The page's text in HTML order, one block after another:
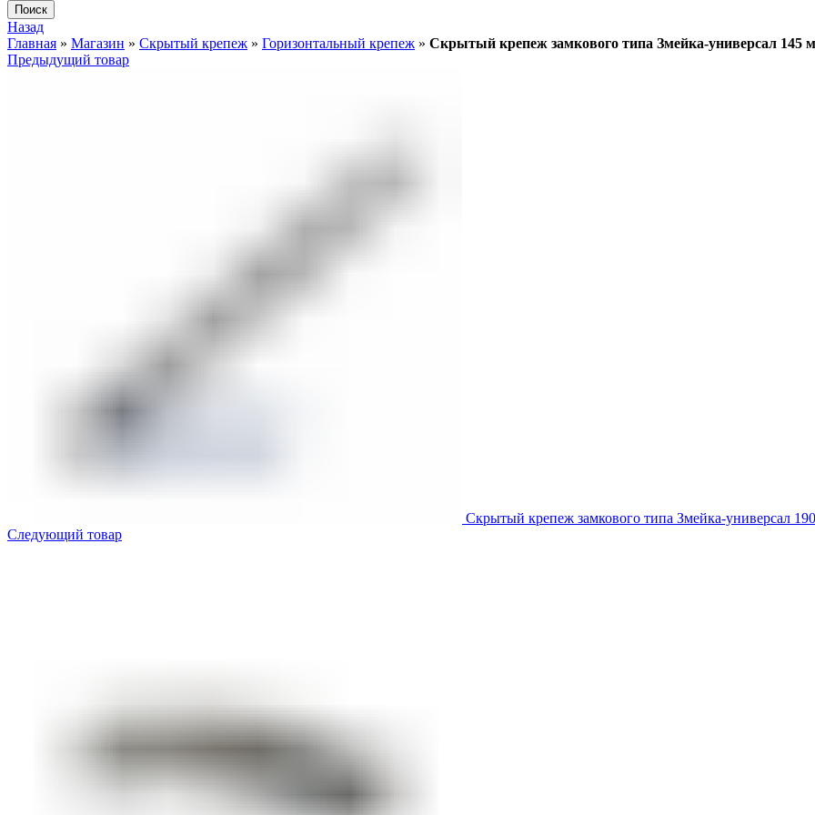
Поиск
Назад
Главная » Магазин » Скрытый крепеж » Горизонтальный крепеж » Скрытый крепеж замкового типа Змейка-универсал
Предыдущий товар
Скрытый крепеж замкового типа Змейка-универсал
Следующий товар